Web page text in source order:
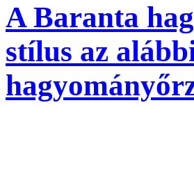
A Baranta
stílus az